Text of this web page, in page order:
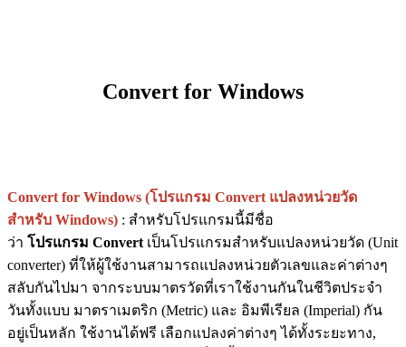
Convert for Windows
Convert for Windows (โปรแกรม Convert แปลงหน่วยวัด
สำหรับ Windows) : สำหรับโปรแกรมนี้มีชื่อ
ว่า โปรแกรม Convert เป็นโปรแกรมสำหรับแปลงหน่วยวัด (Unit
converter) ที่ให้ผู้ใช้งานสามารถแปลงหน่วยตัวเลขและค่าต่างๆ
สลับกันไปมา จากระบบมาตรวัดที่เราใช้งานกันในชีวิตประจำ
วันทั้งแบบ มาตราเมตริก (Metric) และ อิมพีเรียล (Imperial) กัน
อยู่เป็นหลัก ใช้งานได้ฟรี เลือกแปลงค่าต่างๆ ได้ทั้งระยะทาง,